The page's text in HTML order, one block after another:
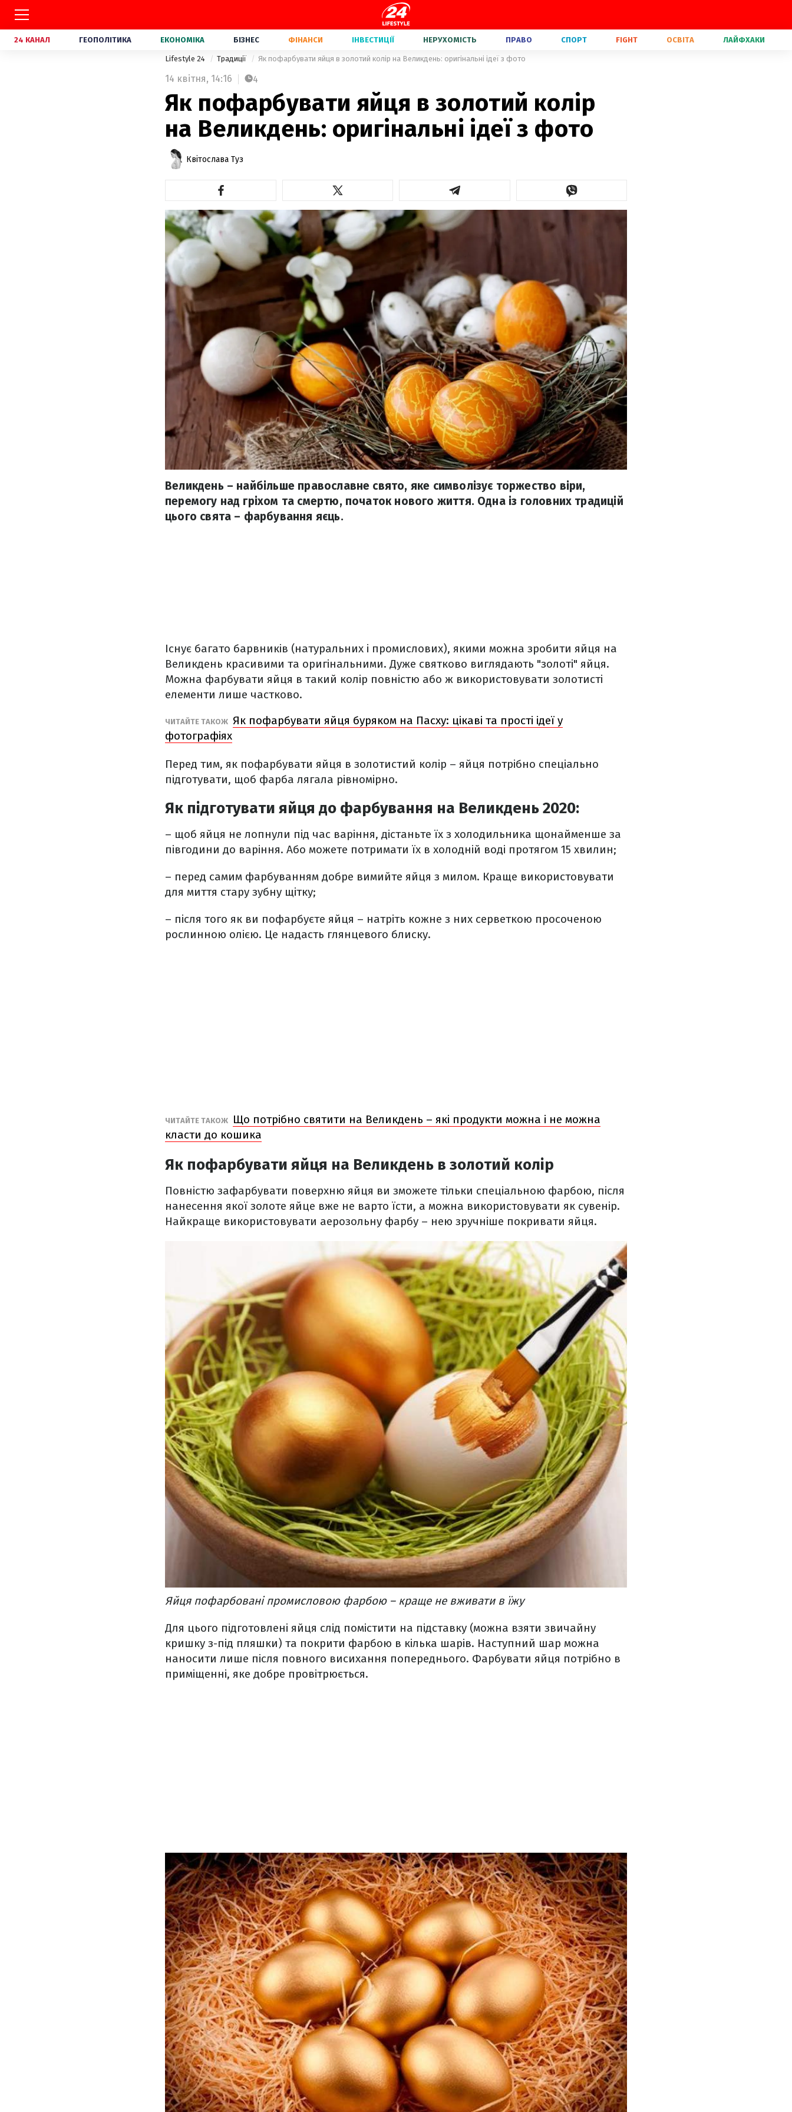
24 КАНАЛ ГЕОПОЛІТИКА ЕКОНОМІКА БІЗНЕС ФІНАНСИ ІНВЕСТИЦІЇ НЕРУХОМІСТЬ ПРАВО СПОРТ FIGHT ОСВІТА ЛАЙФХАКИ
Lifestyle 24 Традиції Як пофарбувати яйця в золотий колір на Великдень: оригінальні ідеї з фото
14 квітня, 14:16 4
Як пофарбувати яйця в золотий колір
на Великдень: оригінальні ідеї з фото
Квітослава Туз
Великдень – найбільше православне свято, яке символізує торжество віри,
перемогу над гріхом та смертю, початок нового життя. Одна із головних традицій
цього свята – фарбування яєць.
Існує багато барвників (натуральних і промислових), якими можна зробити яйця на
Великдень красивими та оригінальними. Дуже святково виглядають "золоті" яйця.
Можна фарбувати яйця в такий колір повністю або ж використовувати золотисті
елементи лише частково.
ЧИТАЙТЕ ТАКОЖ Як пофарбувати яйця буряком на Пасху: цікаві та прості ідеї у
фотографіях
Перед тим, як пофарбувати яйця в золотистий колір – яйця потрібно спеціально
підготувати, щоб фарба лягала рівномірно.
Як підготувати яйця до фарбування на Великдень 2020:
– щоб яйця не лопнули під час варіння, дістаньте їх з холодильника щонайменше за
півгодини до варіння. Або можете потримати їх в холодній воді протягом 15 хвилин;
– перед самим фарбуванням добре вимийте яйця з милом. Краще використовувати
для миття стару зубну щітку;
– після того як ви пофарбуєте яйця – натріть кожне з них серветкою просоченою
рослинною олією. Це надасть глянцевого блиску.
ЧИТАЙТЕ ТАКОЖ
Що потрібно святити на Великдень – які продукти можна і не можна
класти до кошика
Як пофарбувати яйця на Великдень в золотий колір
Повністю зафарбувати поверхню яйця ви зможете тільки спеціальною фарбою, після
нанесення якої золоте яйце вже не варто їсти, а можна використовувати як сувенір.
Найкраще використовувати аерозольну фарбу – нею зручніше покривати яйця.
Яйця пофарбовані промисловою фарбою – краще не вживати в їжу
Для цього підготовлені яйця слід помістити на підставку (можна взяти звичайну
кришку з-під пляшки) та покрити фарбою в кілька шарів. Наступний шар можна
наносити лише після повного висихання попереднього. Фарбувати яйця потрібно в
приміщенні, яке добре провітрюється.